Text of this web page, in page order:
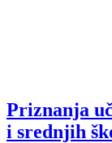
Priznanja
i srednjih